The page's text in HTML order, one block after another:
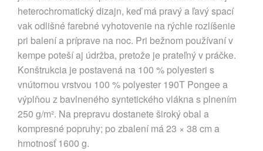
heterochromatický dizajn, keď má pravý a ľavý spací
vak odlišné farebné vyhotovenie na rýchle rozlíšenie
pri balení a príprave na noc. Pri bežnom používaní v
kempe poteší aj údržba, pretože je prateľný v práčke.
Konštrukcia je postavená na 100 % polyesteri s
vnútornou vrstvou 100 % polyester 190T Pongee a
výplňou z bavlneného syntetického vlákna s plnením
250 g/m². Na prepravu dostanete široký obal a
kompresné popruhy; po zbalení má 23 × 38 cm a
hmotnosť 1600 g.